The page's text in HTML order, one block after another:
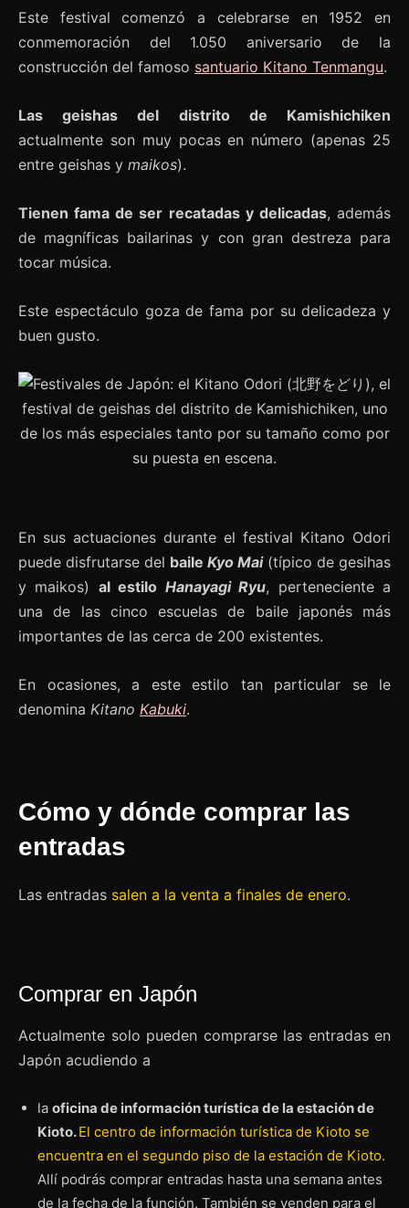
Este festival comenzó a celebrarse en 1952 en
conmemoración del 1.050 aniversario de la
construcción del famoso santuario Kitano Tenmangu.
Las geishas del distrito de Kamishichiken
actualmente son muy pocas en número (apenas 25
entre geishas y maikos).
Tienen fama de ser recatadas y delicadas, además
de magníficas bailarinas y con gran destreza para
tocar música.
Este espectáculo goza de fama por su delicadeza y
buen gusto.
En sus actuaciones durante el festival Kitano Odori
puede disfrutarse del baile Kyo Mai(típico de gesihas
y maikos) al estilo Hanayagi Ryu, perteneciente a
una de las cinco escuelas de baile japonés más
importantes de las cerca de 200 existentes.
En ocasiones, a este estilo tan particular se le
denomina Kitano Kabuki.
Cómo y dónde comprar las
entradas
Las entradas salen a la venta a finales de enero.
Comprar en Japón
Actualmente solo pueden comprarse las entradas en
Japón acudiendo a
la oficina de información turística de la estación de
Kioto.El centro de información turística de Kioto se
encuentra en el segundo piso de la estación de Kioto.
Allí podrás comprar entradas hasta una semana antes
de la fecha de la función. También se venden para el